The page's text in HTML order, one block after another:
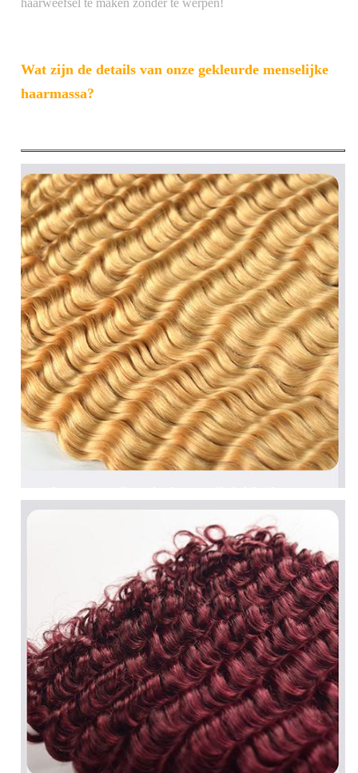
haarweefsel te maken zonder te werpen!
Wat zijn de details van onze gekleurde menselijke
haarmassa?
Materiaal 100% menselijk haar
Graad Klasse 9A 10A
Kwaliteit
1 Zacht, glanzend en schoon,
geen luizen of breiwitten
2 We beloven geen verwarring,
geen vergieten
mengsel van dierenhaar
Levensduur 1-2 jaar onder goede
zorg.
5 Kan gestreken en geverfd
worden, zelfs gebleekt
6 We beloven dat ons haar
hoogwaardig menselijk haar is
op de haarmarkt.
Prijs Groothandelsprijs, fabrieksprijs